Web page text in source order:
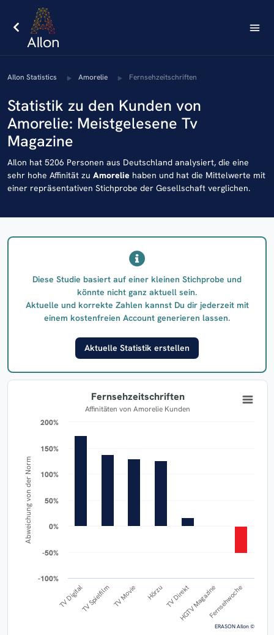
AIlon Statistics Amorelie Fernsehzeitschriften
Statistik zu den Kunden von
Amorelie: Meistgelesene Tv
Magazine
AIlon hat 5206 Personen aus Deutschland analysiert, die eine
sehr hohe Affinität zu Amorelie haben und hat die Mittelwerte mit
einer repräsentativen Stichprobe der Gesellschaft verglichen.
Diese Studie basiert auf einer kleinen Stichprobe und
könnte nicht ganz aktuell sein.
Aktuelle und korrekte Zahlen kannst Du dir jederzeit mit
einem kostenfreien Account generieren lassen.
Aktuelle Statistik erstellen
Abweichung von der Norm
Fernsehzeitschriften
Affinitäten von Amorelie Kunden
TV DigitalTV SpielfilmTV Movie Hörzu TV DirektHGTV MagazineFernsehwoche
-100%
-100%
-50%
-50%
0%
0%
50%
50%
100%
100%
150%
150%
200%
200%
ERASON AIlon ©